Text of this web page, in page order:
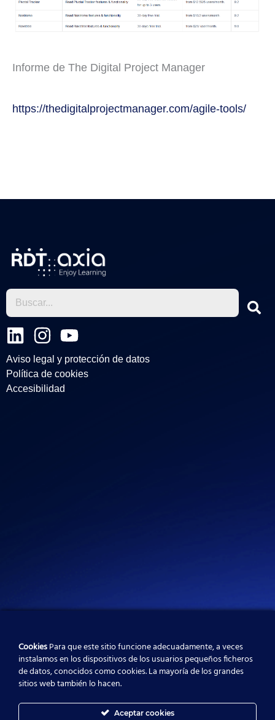
Informe de The Digital Project Manager
https://thedigitalprojectmanager.com/agile-tools/
L
i
n
k
I
n
s
t
Y
o
u
Aviso legal y protección de datos
Política de cookies
Accesibilidad
CookiesPara que este sitio funcione adecuadamente, a veces
instalamos en los dispositivos de los usuarios pequeños ficheros
de datos, conocidos como cookies. La mayoría de los grandes
sitios web también lo hacen.
Aceptar cookies